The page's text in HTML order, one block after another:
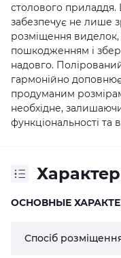
столового приладдя.
забезпечує не лише
розміщення виделок,
пошкодженням і
надовго.
гармонійно
продуманим розмірам
необхідне,
функціональності та
ОСНОВНЫЕ
Спосіб